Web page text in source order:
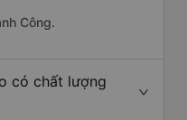
Công.
có chất lượng